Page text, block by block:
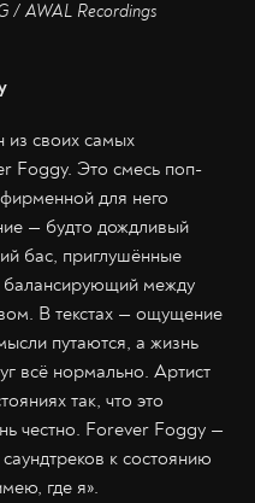
/ AWAL Recordings
из своих самых
Foggy. Это смесь поп-
для него
— будто дождливый
бас, приглушённые
балансирующий между
В текстах — ощущение
путаются, а жизнь
всё нормально. Артист
так, что это
честно. Forever Foggy —
к состоянию
где я».